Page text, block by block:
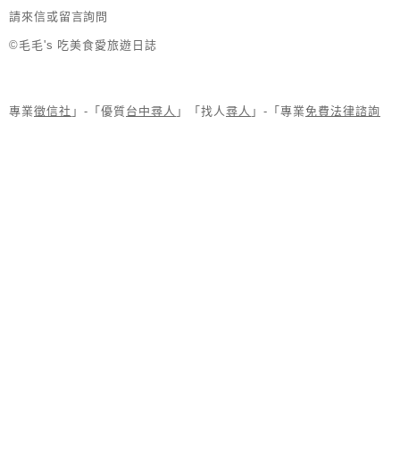
請來信或留言詢問
©毛毛's 吃美食愛旅遊日誌
專業徵信社 」-「優質台中尋人 」「找人 尋人 」-「專業免費法律諮詢